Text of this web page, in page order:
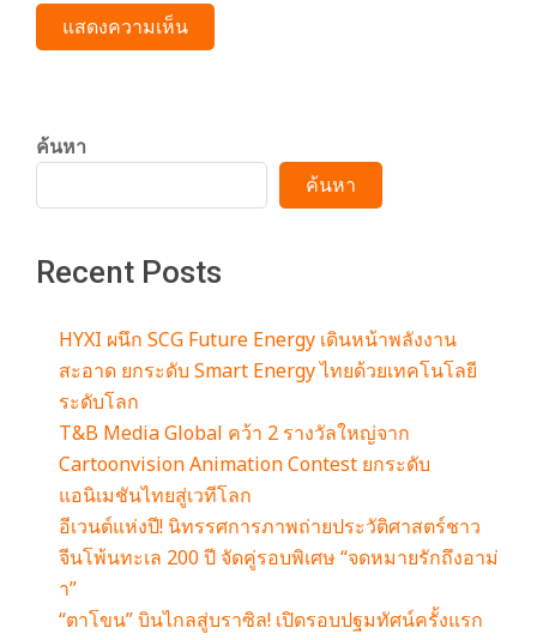
ค้นหา
ค้นหา
Recent Posts
HYXI ผนึก SCG Future Energy เดินหน้าพลังงาน
สะอาด ยกระดับ Smart Energy ไทยด้วยเทคโนโลยี
ระดับโลก
T&B Media Global คว้า 2 รางวัลใหญ่จาก
Cartoonvision Animation Contest ยกระดับ
แอนิเมชันไทยสู่เวทีโลก
อีเวนต์แห่งปี! นิทรรศการภาพถ่ายประวัติศาสตร์ชาว
จีนโพ้นทะเล 200 ปี จัดคู่รอบพิเศษ “จดหมายรักถึงอาม่
า”
“ตาโขน” บินไกลสู่บราซิล! เปิดรอบปฐมทัศน์ครั้งแรก